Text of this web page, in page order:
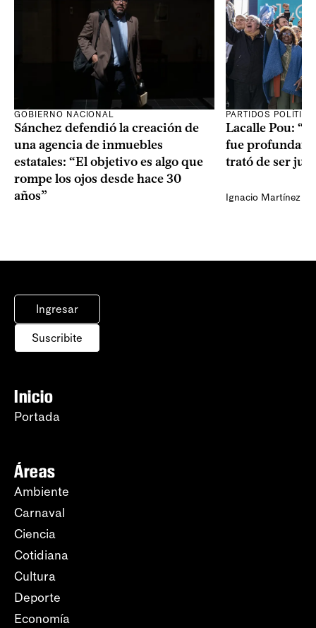
GOBIERNO NACIONAL
Sánchez defendió la creación de
una agencia de inmuebles
estatales: “El objetivo es algo que
rompe los ojos desde hace 30
años”
PARTIDOS
Lacalle Pou:
fue
trató de ser
Ignacio Martínez
Ingresar
Suscribite
Inicio
Portada
Áreas
Ambiente
Carnaval
Ciencia
Cotidiana
Cultura
Deporte
Economía